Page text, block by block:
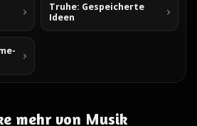
Truhe: Gespeicherte
Ideen
mehr von Musik